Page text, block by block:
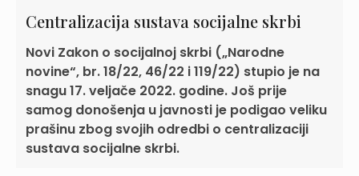
Centralizacija sustava socijalne skrbi
Novi Zakon o socijalnoj skrbi („Narodne
novine“, br. 18/22, 46/22 i 119/22) stupio je na
snagu 17. veljače 2022. godine. Još prije
samog donošenja u javnosti je podigao veliku
prašinu zbog svojih odredbi o centralizaciji
sustava socijalne skrbi.